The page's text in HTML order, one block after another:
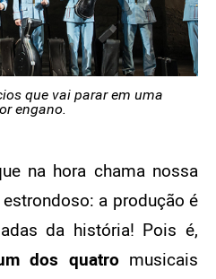
que vai parar em uma
engano.
na hora chama nossa
a produção é
da história! Pois é,
dos quatromusicais